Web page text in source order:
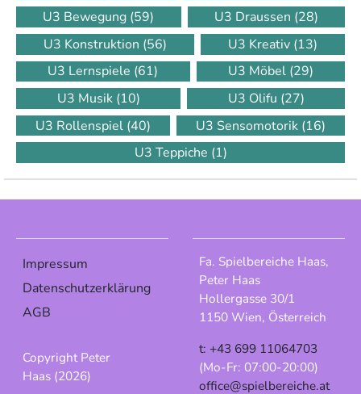
U3 Bewegung (59) U3 Draussen (28)
U3 Konstruktion (56) U3 Kreativ (13)
U3 Lernspiele (61) U3 Möbel (29)
U3 Musik (10) U3 Olifu (27)
U3 Rollenspiel (40) U3 Sensomotorik (16)
U3 Teppiche (1)
Impressum
Datenschutzerklärung
AGB
Copyright Peter
Haas (2026)
Fa. Spielbereiche Haas,
Peter Haas
Hollergasse 30/1
1150 Wien, Österreich
t: +43 699 11064703
(Mo-Fr: 07:00-20:00)
office@spielbereiche.at